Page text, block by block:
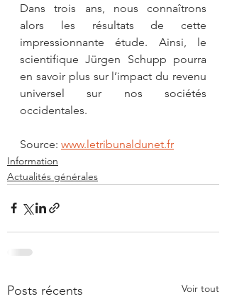
Dans trois ans, nous connaîtrons
alors les résultats de cette
impressionnante étude. Ainsi, le
scientifique Jürgen Schupp pourra
en savoir plus sur l’impact du revenu
universel sur nos sociétés
occidentales.
Source: www.letribunaldunet.fr
Information
Actualités générales
Posts récents Voir tout